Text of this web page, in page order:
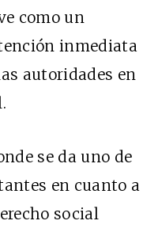
como un
inmediata
autoridades en
se da uno de
en cuanto a
social